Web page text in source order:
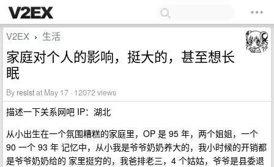
V2EX › 生活
家庭对个人的影响，挺大的，甚至想长
眠
By resistat May 17 · 12072 views
描述一下关系网吧 IP：湖北
从小出生在一个氛围糟糕的家庭里，OP 是 95 年，两个姐姐，一个
90 一个 93 年 记忆中，从小我是爷爷奶奶养大的，我小时候的开销都
是爷爷奶奶给的 家里挺穷的，我爸排老三，4 个姑姑，爷爷是县委退